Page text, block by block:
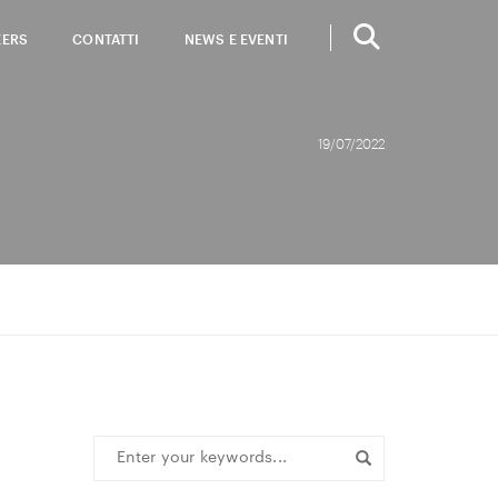
CONTATTI NEWS E EVENTI
19/07/2022